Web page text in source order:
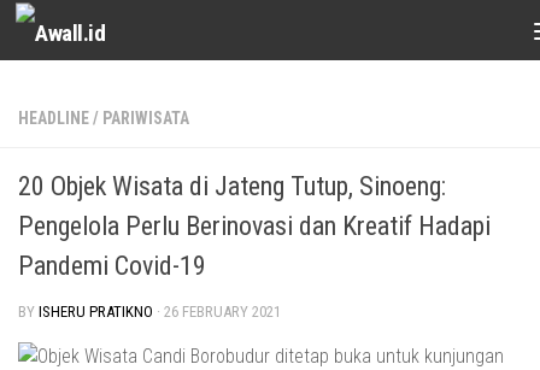
Skip to content
HEADLINE/ PARIWISATA
20 Objek Wisata di Jateng Tutup, Sinoeng:
Pengelola Perlu Berinovasi dan Kreatif Hadapi
Pandemi Covid-19
BY ISHERU PRATIKNO · 26 FEBRUARY 2021